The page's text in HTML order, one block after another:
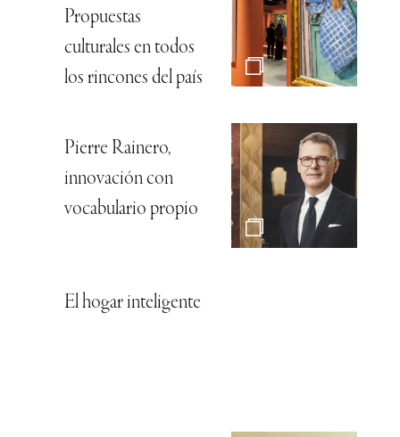
Propuestas
culturales en todos
los rincones del país
Pierre Rainero,
innovación con
vocabulario propio
El hogar inteligente